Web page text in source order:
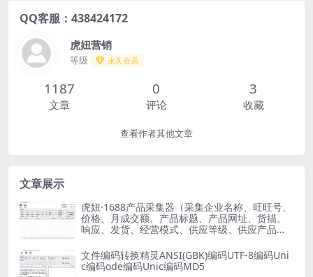
QQ客服：438424172
虎妞营销
等级 永久会员
1187
文章
0
评论
3
收藏
查看作者其他文章
文章展示
虎妞·1688产品采集器（采集企业名称、旺旺号、
价格、月成交额、产品标题、产品网址、货描、
响应、发货、经营模式、供应等级、供应产品、
文件编码转换精灵ANSI(GBK)编码UTF-8编码Uni
c编码ode编码Unic编码MD5